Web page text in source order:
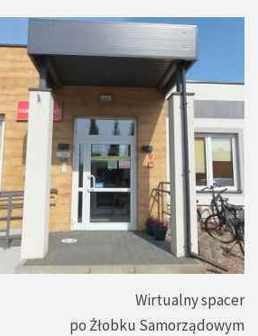
Wirtualny spacer
po Żłobku Samorządowym